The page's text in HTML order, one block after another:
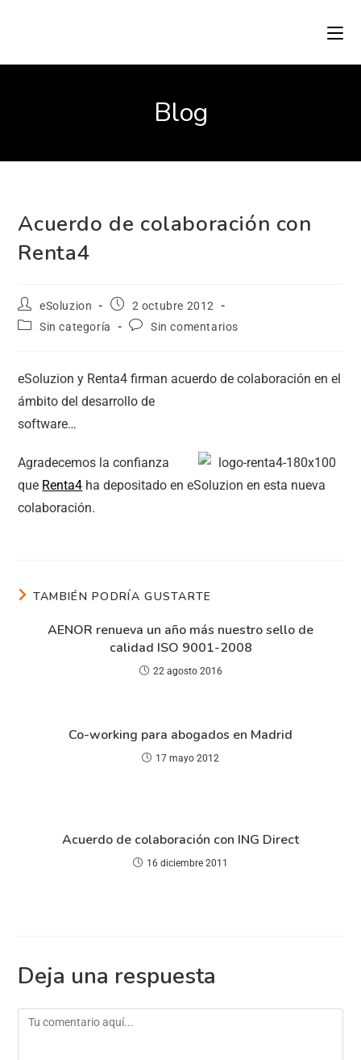
Blog
Acuerdo de colaboración con
Renta4
eSoluzion
2 octubre 2012
Sin categoría
Sin comentarios
eSoluzion y Renta4 firman acuerdo de colaboración en el
ámbito del desarrollo de
software…
Agradecemos la confianza
que Renta4 ha depositado en eSoluzion en esta nueva
colaboración.
TAMBIÉN PODRÍA GUSTARTE
AENOR renueva un año más nuestro sello de
calidad ISO 9001-2008
22 agosto 2016
Co-working para abogados en Madrid
17 mayo 2012
Acuerdo de colaboración con ING Direct
16 diciembre 2011
Deja una respuesta